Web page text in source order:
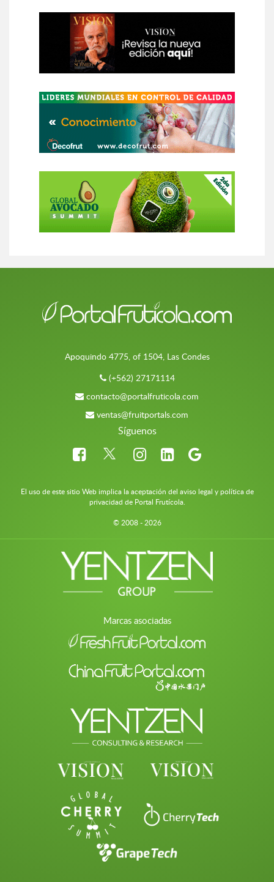
Apoquindo 4775, of 1504, Las Condes
(+562) 27171114
contacto@portalfruticola.com
ventas@fruitportals.com
Síguenos
El uso de este sitio Web implica la aceptación del aviso legal y política de
privacidad de Portal Frutícola.
© 2008 - 2026
Marcas asociadas